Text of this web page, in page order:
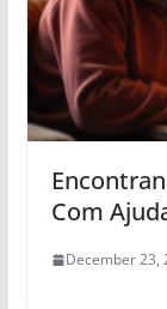
Com
December 23,